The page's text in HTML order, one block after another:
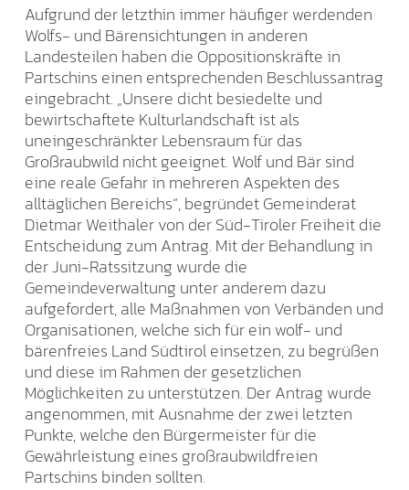
Aufgrund der letzthin immer häufiger werdenden
Wolfs- und Bärensichtungen in anderen
Landesteilen haben die Oppositionskräfte in
Partschins einen entsprechenden Beschlussantrag
eingebracht. „Unsere dicht besiedelte und
bewirtschaftete Kulturlandschaft ist als
uneingeschränkter Lebensraum für das
Großraubwild nicht geeignet. Wolf und Bär sind
eine reale Gefahr in mehreren Aspekten des
alltäglichen Bereichs“, begründet Gemeinderat
Dietmar Weithaler von der Süd-Tiroler Freiheit die
Entscheidung zum Antrag. Mit der Behandlung in
der Juni-Ratssitzung wurde die
Gemeindeverwaltung unter anderem dazu
aufgefordert, alle Maßnahmen von Verbänden und
Organisationen, welche sich für ein wolf- und
bärenfreies Land Südtirol einsetzen, zu begrüßen
und diese im Rahmen der gesetzlichen
Möglichkeiten zu unterstützen. Der Antrag wurde
angenommen, mit Ausnahme der zwei letzten
Punkte, welche den Bürgermeister für die
Gewährleistung eines großraubwildfreien
Partschins binden sollten.